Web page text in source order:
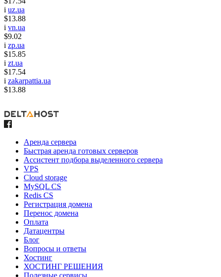
i uz.ua
$13.88
i vn.ua
$9.02
i zp.ua
$15.85
i zt.ua
$17.54
i zakarpattia.ua
$13.88
Аренда сервера
Быстрая аренда готовых серверов
Ассистент подбора выделенного сервера
VPS
Cloud storage
MySQL CS
Redis CS
Регистрация домена
Перенос домена
Оплата
Датацентры
Блог
Вопросы и ответы
Хостинг
ХОСТИНГ РЕШЕНИЯ